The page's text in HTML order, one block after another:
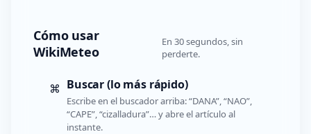
Cómo usar
WikiMeteo
En 30 segundos, sin
perderte.
⌘ Buscar (lo más rápido)
Escribe en el buscador arriba: “DANA”, “NAO”,
“CAPE”, “cizalladura”… y abre el artículo al
instante.